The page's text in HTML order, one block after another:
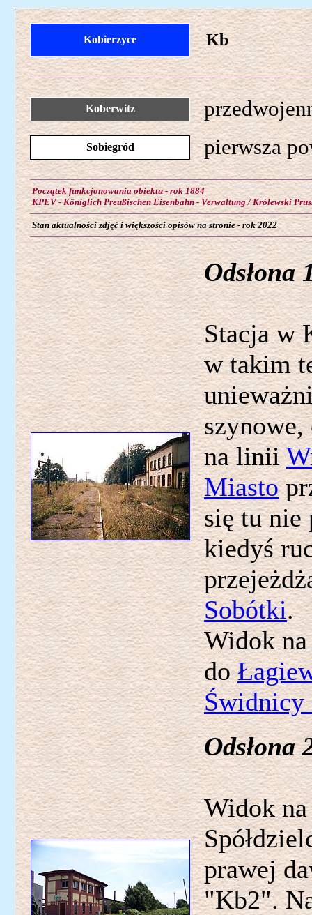
Kobierzyce Kb
Koberwitz
Sobiegród pierwsza
Początek funkcjonowania obiektu - rok 1884
KPEV - Königlich Preußischen Eisenbahn - Verwaltung / Królewski
Stan aktualności zdjęć i większości opisów na stronie - rok 2022
Odsłona
Stacja w
w takim
na linii
Miasto
się tu nie
kiedyś
Sobótki.
Widok
do
Świdnicy
Odsłona
Widok
prawej
"Kb2".